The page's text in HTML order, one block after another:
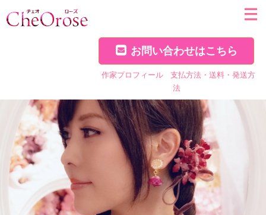
お問い合わせはこちら
作家プロフィール
支払方法・送料・発送方
法